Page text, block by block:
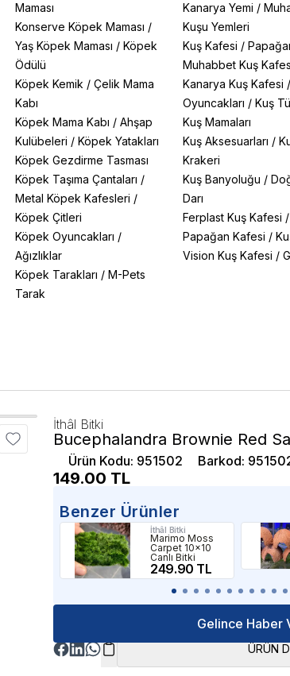
Maması
Konserve Köpek Maması /
Yaş Köpek Maması /Köpek
Ödülü
Köpek Kemik /Çelik Mama
Kabı
Köpek Mama Kabı /Ahşap
Kulübeleri /Köpek Yatakları
Köpek Gezdirme Tasması
Köpek Taşıma Çantaları /
Metal Köpek Kafesleri /
Köpek Çitleri
Köpek Oyuncakları /
Ağızlıklar
Köpek Tarakları /M-Pets
Tarak
Kanarya Yemi /
Kuşu Yemleri
Kuş Kafesi /
Muhabbet Kuş
Kanarya Kuş Kafesi /
Oyuncakları / Kuş
Kuş Mamaları
Kuş Aksesuarları /
Krakeri
Kuş Banyoluğu /
Darı
Ferplast Kuş Kafesi /
Papağan Kafesi /
Vision Kuş Kafesi /
İthâl Bitki
Bucephalandra Brownie Red
Ürün Kodu: 951502 Barkod:
149.00 TL
Benzer Ürünler
İthâl Bitki
Marimo Moss
Carpet 10x10
Canlı Bitki
249.90 TL
Gelince Haber
ÜRÜN